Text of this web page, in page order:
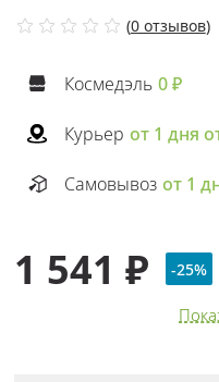
(0 отзывов)
Космедэль 0 ₽
Курьер от 1 дня
Самовывоз от 1
1 541 ₽ -25%